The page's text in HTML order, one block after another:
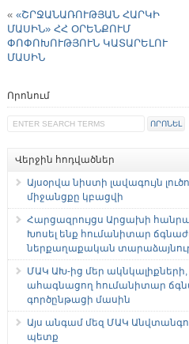
« «ՇՐՋԱՆԱՌՈՒԹՅԱՆ ՀԱՐԿԻ
ՄԱՍԻՆ» ՀՀ ՕՐԵՆՔՈՒՄ
ՓՈՓՈԽՈՒԹՅՈՒՆ ԿԱՏԱՐԵԼՈՒ
ՄԱՍԻՆ
Որոնում
Վերջին հոդվածներ
Այսօրվա նիստի լավագույն
միջանցքը կբացվի
Հարցազրույցս Արցախի
Խոսել ենք հումանիտար
ներքաղաքական
ՄԱԿ ԱԽ-ից մեր
ահագնացող հումանիտար
գործընթացի մասին
Այս անգամ մեզ ՄԱԿ
պետք